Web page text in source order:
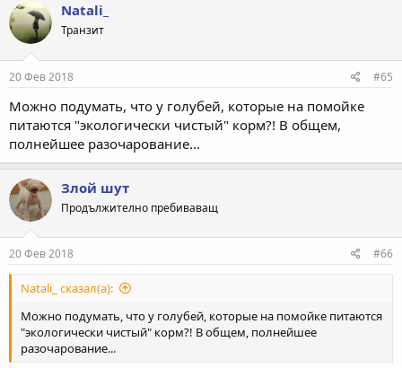
Natali_
Транзит
20 Фев 2018 #65
Можно подумать, что у голубей, которые на помойке
питаются "экологически чистый" корм?! В общем,
полнейшее разочарование...
Злой шут
Продължително пребиваващ
20 Фев 2018 #66
Natali_ сказал(а):
Можно подумать, что у голубей, которые на помойке питаются
"экологически чистый" корм?! В общем, полнейшее
разочарование...